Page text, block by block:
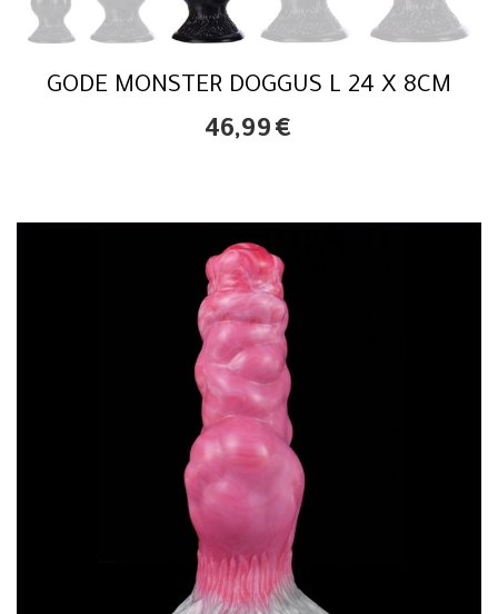
GODE MONSTER DOGGUS L 24 X 8CM
46,99 €